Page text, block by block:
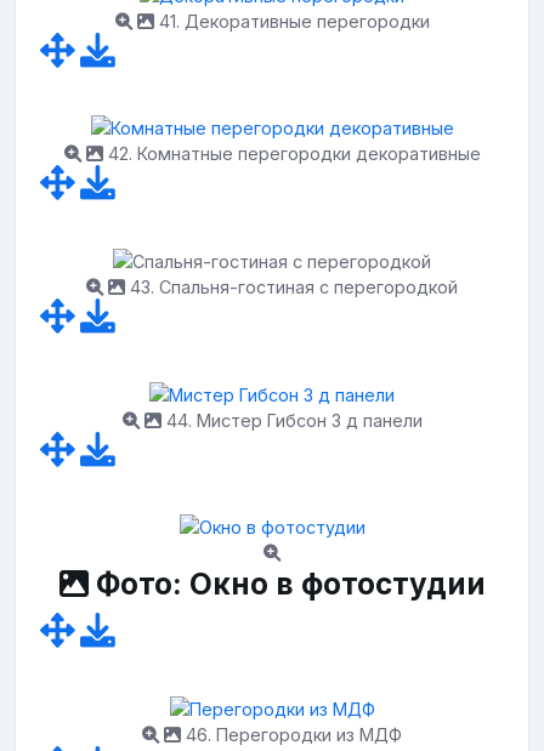
41. Декоративные перегородки
42. Комнатные перегородки декоративные
43. Спальня-гостиная с перегородкой
44. Мистер Гибсон 3 д панели
Фото: Окно в фотостудии
46. Перегородки из МДФ